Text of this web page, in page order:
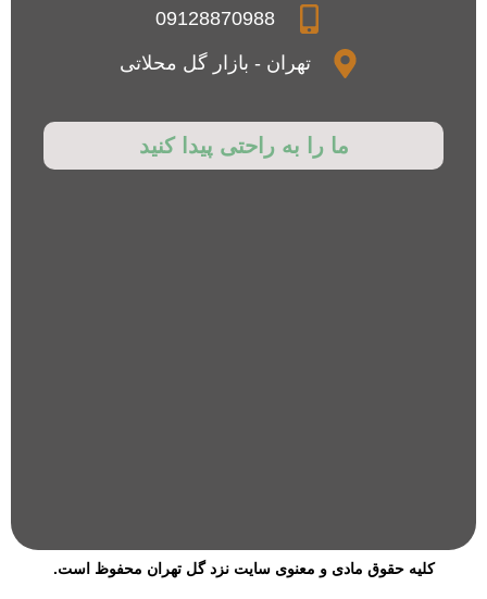
09128870988
تهران - بازار گل محلاتی
ما را به راحتی پیدا کنید
کلیه حقوق مادی و معنوی سایت نزد گل تهران محفوظ است.